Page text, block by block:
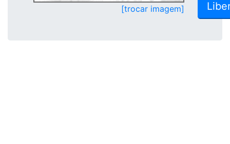
[trocar imagem]